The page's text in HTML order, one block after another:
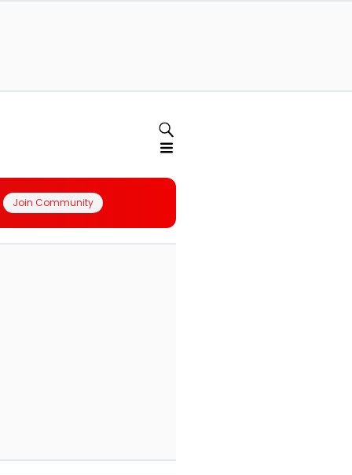
Join Community